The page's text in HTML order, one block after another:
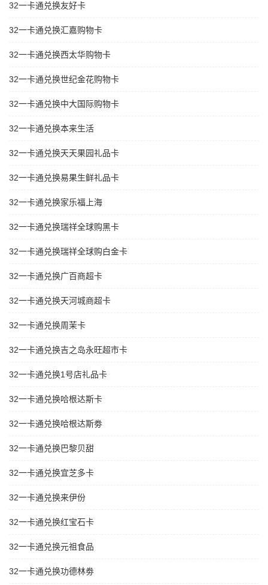
32一卡通兑换友好卡
32一卡通兑换汇嘉购物卡
32一卡通兑换西太华购物卡
32一卡通兑换世纪金花购物卡
32一卡通兑换中大国际购物卡
32一卡通兑换本来生活
32一卡通兑换天天果园礼品卡
32一卡通兑换易果生鲜礼品卡
32一卡通兑换家乐福上海
32一卡通兑换瑞祥全球购黑卡
32一卡通兑换瑞祥全球购白金卡
32一卡通兑换广百商超卡
32一卡通兑换天河城商超卡
32一卡通兑换周茉卡
32一卡通兑换吉之岛永旺超市卡
32一卡通兑换1号店礼品卡
32一卡通兑换哈根达斯卡
32一卡通兑换哈根达斯劵
32一卡通兑换巴黎贝甜
32一卡通兑换宜芝多卡
32一卡通兑换来伊份
32一卡通兑换红宝石卡
32一卡通兑换元祖食品
32一卡通兑换功德林劵